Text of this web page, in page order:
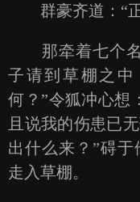
群豪齐道：“正
那牵着七个名
子请到草棚之
何？”令狐冲心想
且说我的伤患已
出什么来？”碍
走入草棚。